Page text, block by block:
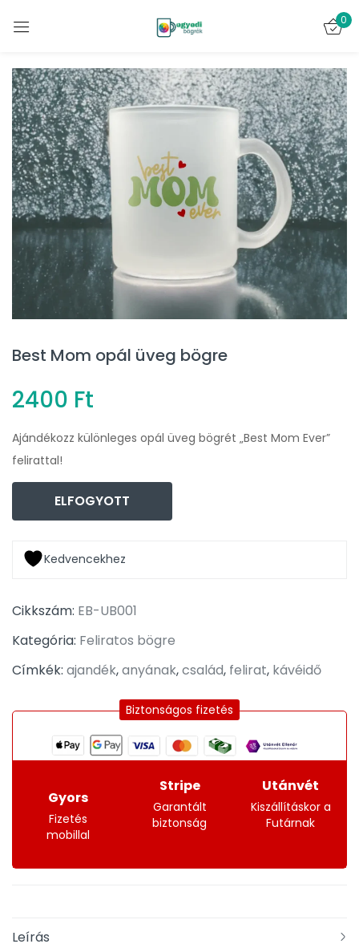
0
Best Mom opál üveg bögre
2400 Ft
Ajándékozz különleges opál üveg bögrét „Best Mom Ever”
felirattal!
ELFOGYOTT
Kedvencekhez
Cikkszám: EB-UB001
Kategória: Feliratos bögre
Címkék: ajandék,anyának,család, felirat, kávéidő
Biztonságos fizetés
Gyors
Fizetés
mobillal
Stripe
Garantált
biztonság
Utánvét
Kiszállításkor a
Futárnak
Leírás
Bejelentkezés
Emlékezz rám Elveszett jelszó?
FIÓK LÉTREHOZÁSA